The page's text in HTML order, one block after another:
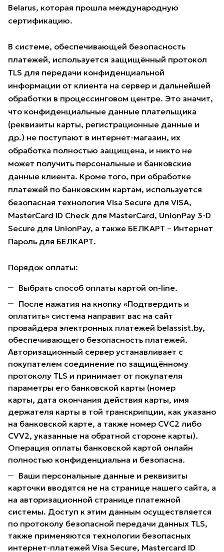
Belarus, которая прошла международную
сертификацию.
В системе, обеспечивающей безопасность
платежей, используется защищённый протокол
TLS для передачи конфиденциальной
информации от клиента на сервер и дальнейшей
обработки в процессинговом центре. Это значит,
что конфиденциальные данные плательщика
(реквизиты карты, регистрационные данные и
др.) не поступают в интернет-магазин, их
обработка полностью защищена, и никто не
может получить персональные и банковские
данные клиента. Кроме того, при обработке
платежей по банковским картам, используется
безопасная технология Visa Secure для VISA,
MasterCard ID Check для MasterCard, UnionPay 3-D
Secure для UnionPay, а также БЕЛКАРТ – Интернет
Пароль для БЕЛКАРТ.
Порядок оплаты:
Выбрать способ оплаты картой on-line.
После нажатия на кнопку «Подтвердить и
оплатить» система направит вас на сайт
провайдера электронных платежей belassist.by,
обеспечивающего безопасность платежей.
Авторизационный сервер устанавливает с
покупателем соединение по защищённому
протоколу TLS и принимает от покупателя
параметры его банковской карты (номер
карты, дата окончания действия карты, имя
держателя карты в той транскрипции, как указано
на банковской карте, а также номер CVC2 либо
CVV2, указанные на обратной стороне карты).
Операция оплаты банковской картой онлайн
полностью конфиденциальна и безопасна.
Ваши персональные данные и реквизиты
карточки вводятся не на странице нашего сайта, а
на авторизационной странице платежной
системы. Доступ к этим данным осуществляется
по протоколу безопасной передачи данных TLS,
также применяются технологии безопасных
интернет-платежей Visa Secure, Mastercard ID